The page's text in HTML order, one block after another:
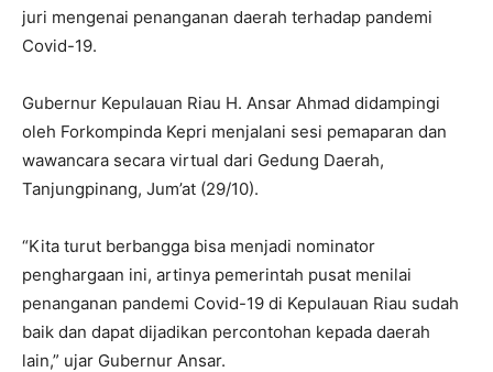
juri mengenai penanganan daerah terhadap pandemi
Covid-19.
Gubernur Kepulauan Riau H. Ansar Ahmad didampingi
oleh Forkompinda Kepri menjalani sesi pemaparan dan
wawancara secara virtual dari Gedung Daerah,
Tanjungpinang, Jum’at (29/10).
“Kita turut berbangga bisa menjadi nominator
penghargaan ini, artinya pemerintah pusat menilai
penanganan pandemi Covid-19 di Kepulauan Riau sudah
baik dan dapat dijadikan percontohan kepada daerah
lain,” ujar Gubernur Ansar.